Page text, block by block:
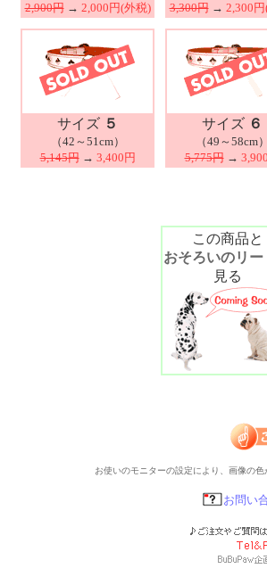
2,900円→ 2,000円(外税)
3,300円→ 2,300円
サイズ ５
（42～51cm）
5,145円→ 3,400円
サイズ ６
（49～58cm
5,775円→
この商品と
おそろいのリー
見る
お使いのモニターの設定により、画像の
お問い